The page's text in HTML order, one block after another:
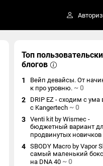
Топ
блогов
1
Вейп девайсы. От
к про уровню. ~0
2
DRIP EZ - сходим с ума
с Kangertech ~0
3 Venti kit by Wismec -
бюджетный вариант
продвинутых новичков
4 SBODY Macro by Vapor
самый маленький
на DNA 40 ~0